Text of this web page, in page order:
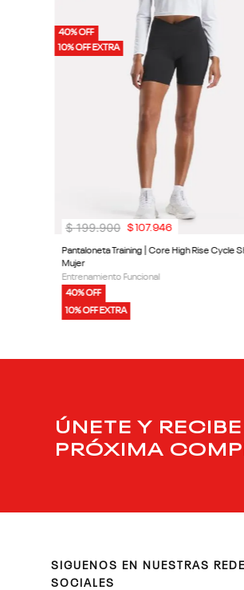
40% OFF
10% OFF EXTRA
Pantaloneta Training | Core High Rise Cycle
Mujer
Entrenamiento Funcional
40% OFF
10% OFF EXTRA
$ 199.900 $107.946
ÚNETE Y
PRÓXIMA
SIGUENOS EN NUESTRAS
SOCIALES